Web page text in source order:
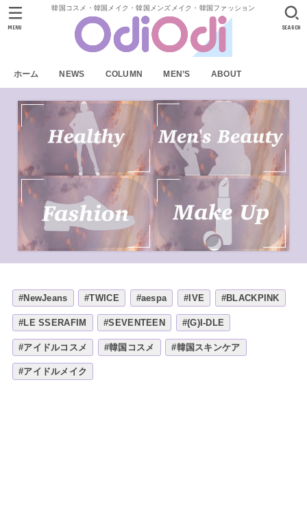
韓国コスメ・韓国メイク・韓国メンズメイク・韓国ファッション
ホーム NEWS COLUMN MEN’S ABOUT
SEARCH
MENU
#NewJeans #TWICE #aespa #IVE #BLACKPINK
#LE SSERAFIM #SEVENTEEN #(G)I-DLE
#アイドルコスメ #韓国コスメ #韓国スキンケア
#アイドルメイク